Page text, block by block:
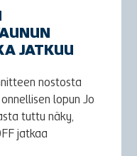
JATKUU
nostosta
lopun Jo
tuttu näky,
jatkaa